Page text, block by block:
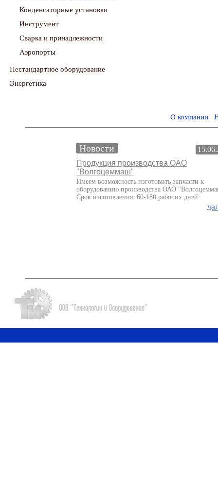
Конденсаторные установки
Инструмент
Сварка и принадлежности
Аэропорты
Нестандартное оборудование
Энергетика
О компании
Новости
Продукция производства ОАО
"Волгоцеммаш"
Имеем возможность изготовить запчасти к
оборудованию производства ОАО
Срок изготовления: 60-180 рабочих дней.